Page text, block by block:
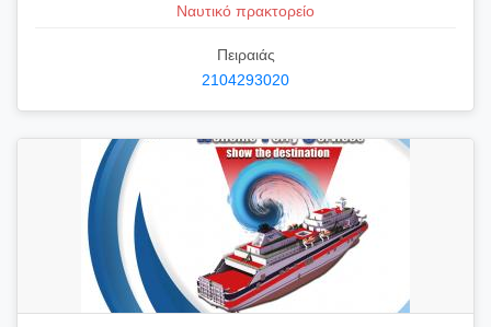
Ναυτικό πρακτορείο
Πειραιάς
2104293020